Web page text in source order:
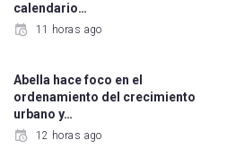
calendario…
11 horas ago
Abella hace foco en el
ordenamiento del crecimiento
urbano y…
12 horas ago